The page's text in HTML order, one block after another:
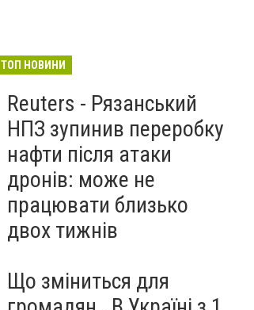
ТОП НОВИНИ
Reuters - Рязанський
НПЗ зупинив переробку
нафти після атаки
дронів: може не
працювати близько
двох тижнів
Що зміниться для